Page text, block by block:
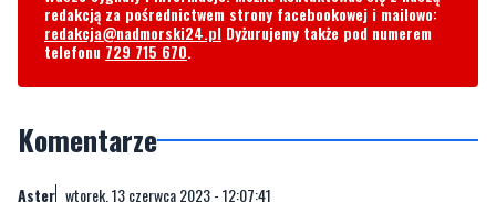
Komentarze
Groźne zdarzenie, ale nie róbmy show. Gdybym ja miał wysyłać
by moje filmiki, a połowa ich bohaterów skończyła by z mandatami.